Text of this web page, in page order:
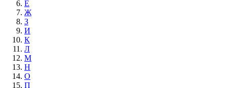
Е
Ж
З
И
К
Л
М
Н
О
П